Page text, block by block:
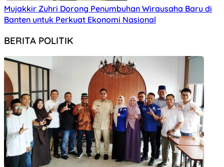
Mujakkir Zuhri Dorong Penumbuhan Wirausaha Baru di
Banten untuk Perkuat Ekonomi Nasional
BERITA POLITIK